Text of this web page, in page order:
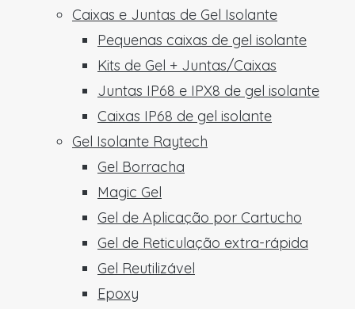
Caixas e Juntas de Gel Isolante
Pequenas caixas de gel isolante
Kits de Gel + Juntas/Caixas
Juntas IP68 e IPX8 de gel isolante
Caixas IP68 de gel isolante
Gel Isolante Raytech
Gel Borracha
Magic Gel
Gel de Aplicação por Cartucho
Gel de Reticulação extra-rápida
Gel Reutilizável
Epoxy